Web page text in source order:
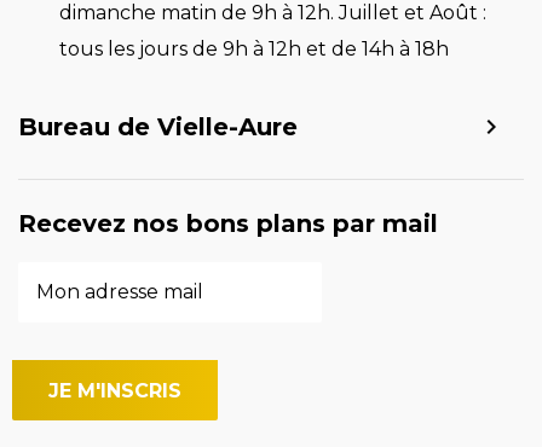
dimanche matin de 9h à 12h. Juillet et Août :
tous les jours de 9h à 12h et de 14h à 18h
Bureau de Vielle-Aure
Recevez nos bons plans par mail